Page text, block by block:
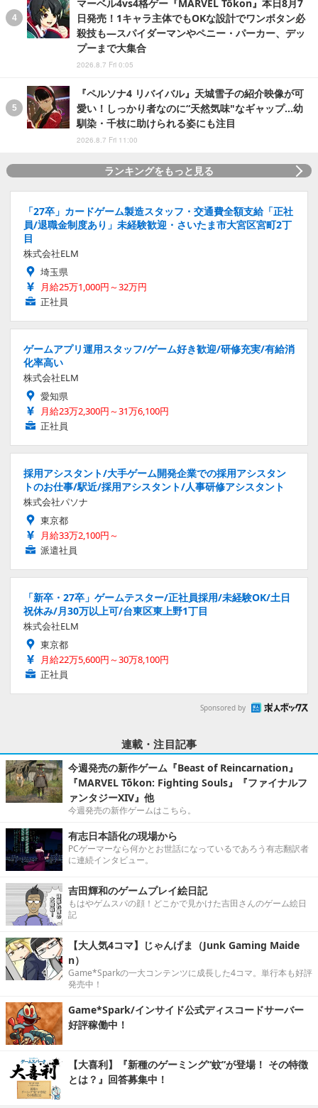
マーベル4vs4格ゲー『MARVEL Tōkon』本日8月7
日発売！1キャラ主体でもOKな設計でワンボタン必
殺技も―スパイダーマンやペニー・パーカー、デッ
プーまで大集合
2026.8.7 Fri 0:05
『ペルソナ4 リバイバル』天城雪子の紹介映像が可
愛い！しっかり者なのに“天然気味"なギャップ…幼
馴染・千枝に助けられる姿にも注目
2026.8.7 Fri 11:00
ランキングをもっと見る
「27卒」カードゲーム製造スタッフ・交通費全額支給「正社
員/退職金制度あり」未経験歓迎・さいたま市大宮区宮町2丁
目
株式会社ELM
埼玉県
月給25万1,000円～32万円
正社員
ゲームアプリ運用スタッフ/ゲーム好き歓迎/研修充実/有給消
化率高い
株式会社ELM
愛知県
月給23万2,300円～31万6,100円
正社員
採用アシスタント/大手ゲーム開発企業での採用アシスタン
トのお仕事/駅近/採用アシスタント/人事研修アシスタント
株式会社パソナ
東京都
月給33万2,100円～
派遣社員
「新卒・27卒」ゲームテスター/正社員採用/未経験OK/土日
祝休み/月30万以上可/台東区東上野1丁目
株式会社ELM
東京都
月給22万5,600円～30万8,100円
正社員
Sponsored by
連載・注目記事
今週発売の新作ゲーム『Beast of Reincarnation』
『MARVEL Tōkon: Fighting Souls』『ファイナルフ
ァンタジーXIV』他
今週発売の新作ゲームはこちら。
有志日本語化の現場から
PCゲーマーなら何かとお世話になっているであろう有志翻訳者
に連続インタビュー。
吉田輝和のゲームプレイ絵日記
もはやゲムスパの顔！どこかで見かけた吉田さんのゲーム絵日
記
【大人気4コマ】じゃんげま（Junk Gaming Maide
n）
Game*Sparkの一大コンテンツに成長した4コマ。単行本も好評
発売中！
Game*Spark/インサイド公式ディスコードサーバー
好評稼働中！
【大喜利】『新種のゲーミング“蚊”が登場！ その特徴
とは？』回答募集中！